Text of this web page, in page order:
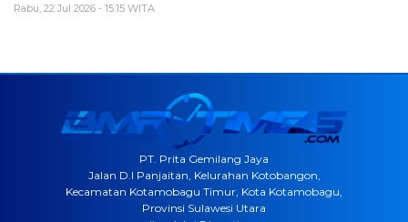
Rabu, 22 Jul 2026 - 15:15 WITA
PT. Prita Gemilang Jaya
Jalan D.I Panjaitan, Kelurahan Kotobangon,
Kecamatan Kotamobagu Timur, Kota Kotamobagu,
Provinsi Sulawesi Utara